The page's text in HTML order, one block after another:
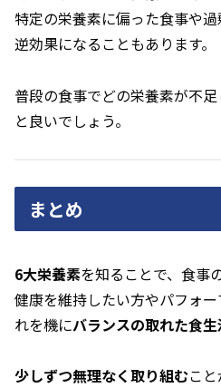
特定の栄養素に偏った食事や
逆効果になることもあります。
普段の食事でどの栄養素が不
と良いでしょう。
まとめ
6大栄養素を知ることで、食事
健康を維持したい方やパフォ
れを機にバランスの取れた食
少しずつ無理なく取り組むこ